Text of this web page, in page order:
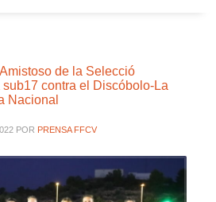
de la Selecció
contra el Discóbolo-La
Nacional
POR PRENSA FFCV